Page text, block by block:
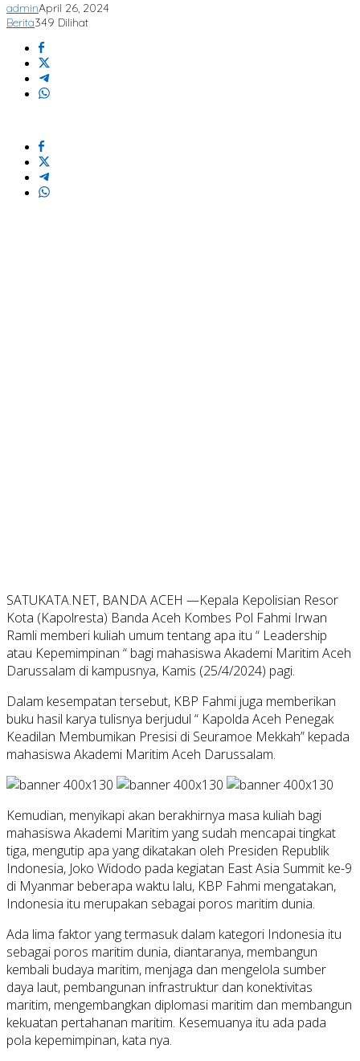
adminApril 26, 2024
Berita349 Dilihat
SATUKATA.NET, BANDA ACEH —Kepala Kepolisian Resor
Kota (Kapolresta) Banda Aceh Kombes Pol Fahmi Irwan
Ramli memberi kuliah umum tentang apa itu “ Leadership
atau Kepemimpinan “ bagi mahasiswa Akademi Maritim Aceh
Darussalam di kampusnya, Kamis (25/4/2024) pagi.
Dalam kesempatan tersebut, KBP Fahmi juga memberikan
buku hasil karya tulisnya berjudul “ Kapolda Aceh Penegak
Keadilan Membumikan Presisi di Seuramoe Mekkah” kepada
mahasiswa Akademi Maritim Aceh Darussalam.
Kemudian, menyikapi akan berakhirnya masa kuliah bagi
mahasiswa Akademi Maritim yang sudah mencapai tingkat
tiga, mengutip apa yang dikatakan oleh Presiden Republik
Indonesia, Joko Widodo pada kegiatan East Asia Summit ke-9
di Myanmar beberapa waktu lalu, KBP Fahmi mengatakan,
Indonesia itu merupakan sebagai poros maritim dunia.
Ada lima faktor yang termasuk dalam kategori Indonesia itu
sebagai poros maritim dunia, diantaranya, membangun
kembali budaya maritim, menjaga dan mengelola sumber
daya laut, pembangunan infrastruktur dan konektivitas
maritim, mengembangkan diplomasi maritim dan membangun
kekuatan pertahanan maritim. Kesemuanya itu ada pada
pola kepemimpinan, kata nya.